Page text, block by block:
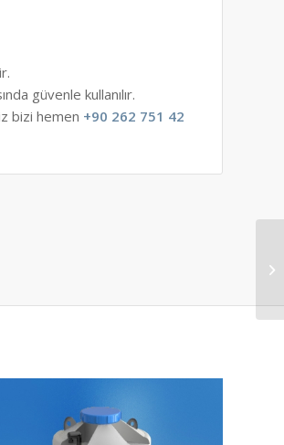
güvenle kullanılır.
bizi hemen +90 262 751 42